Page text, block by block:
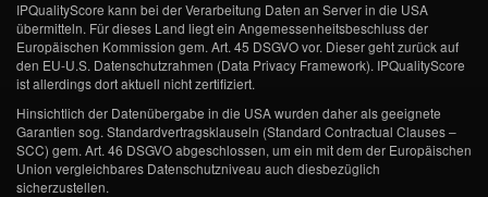
IPQualityScore kann bei der Verarbeitung Daten an Server in die USA
übermitteln. Für dieses Land liegt ein Angemessenheitsbeschluss der
Europäischen Kommission gem. Art. 45 DSGVO vor. Dieser geht zurück auf
den EU-U.S. Datenschutzrahmen (Data Privacy Framework). IPQualityScore
ist allerdings dort aktuell nicht zertifiziert.
Hinsichtlich der Datenübergabe in die USA wurden daher als geeignete
Garantien sog. Standardvertragsklauseln (Standard Contractual Clauses –
SCC) gem. Art. 46 DSGVO abgeschlossen, um ein mit dem der Europäischen
Union vergleichbares Datenschutzniveau auch diesbezüglich
sicherzustellen.